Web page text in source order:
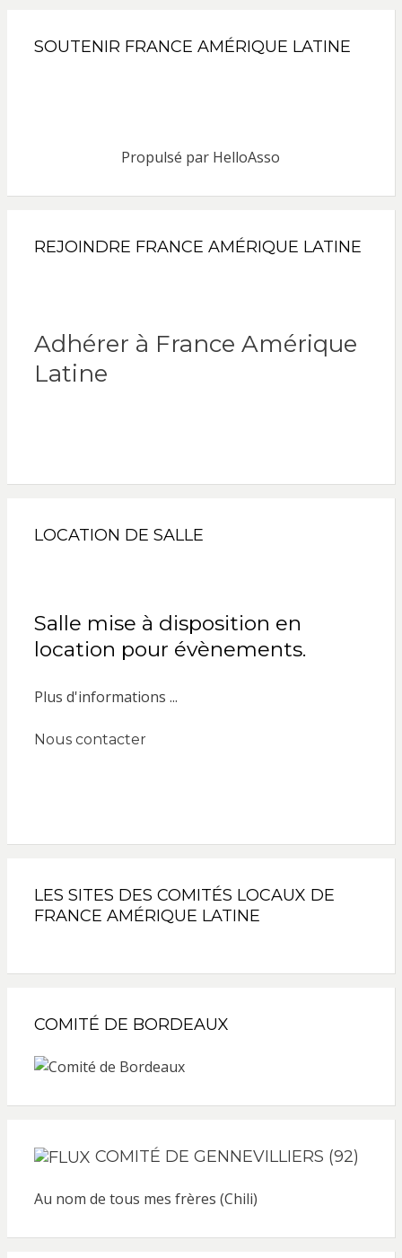
SOUTENIR FRANCE AMÉRIQUE LATINE
Propulsé par HelloAsso
REJOINDRE FRANCE AMÉRIQUE LATINE
Adhérer à France Amérique
Latine
LOCATION DE SALLE
Salle mise à disposition en
location pour évènements.
Plus d'informations ...
Nous contacter
LES SITES DES COMITÉS LOCAUX DE
FRANCE AMÉRIQUE LATINE
COMITÉ DE BORDEAUX
COMITÉ DE GENNEVILLIERS (92)
Au nom de tous mes frères (Chili)